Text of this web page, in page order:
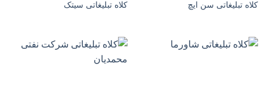
کلاه تبلیغاتی سن ایچ کلاه تبلیغاتی سیتک